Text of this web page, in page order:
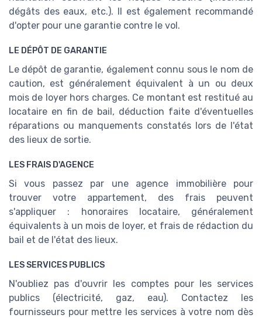
dégâts des eaux, etc.). Il est également recommandé
d'opter pour une garantie contre le vol.
LE DÉPÔT DE GARANTIE
Le dépôt de garantie, également connu sous le nom de
caution, est généralement équivalent à un ou deux
mois de loyer hors charges. Ce montant est restitué au
locataire en fin de bail, déduction faite d'éventuelles
réparations ou manquements constatés lors de l'état
des lieux de sortie.
LES FRAIS D'AGENCE
Si vous passez par une agence immobilière pour
trouver votre appartement, des frais peuvent
s'appliquer : honoraires locataire, généralement
équivalents à un mois de loyer, et frais de rédaction du
bail et de l'état des lieux.
LES SERVICES PUBLICS
N'oubliez pas d'ouvrir les comptes pour les services
publics (électricité, gaz, eau). Contactez les
fournisseurs pour mettre les services à votre nom dès